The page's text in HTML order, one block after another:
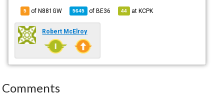
5 of N881GW 5645 ofBE36 44 atKCPK
Robert McElroy
Comments